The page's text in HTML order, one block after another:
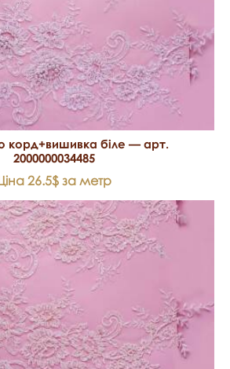
корд+вишивка біле — арт.
2000000034485
26.5$ за метр